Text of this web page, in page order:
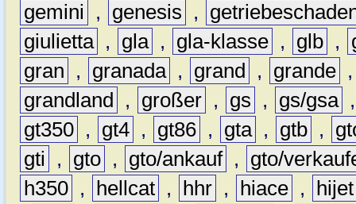
gemini
, genesis ,
giulietta , gla , gla-klasse , glb ,
gran
, granada , grand , grande
grandland
, großer , gs , gs/gsa
gt350 , gt4 , gt86 , gta , gtb ,
gti
, gto , gto/ankauf ,
gto/
h350 , hellcat , hhr , hiace ,
hijet